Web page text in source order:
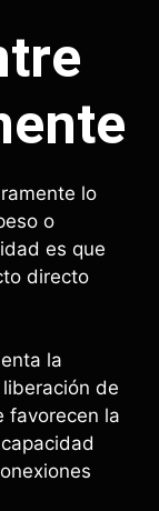
lo
o
es que
directo
la
de
favorecen la